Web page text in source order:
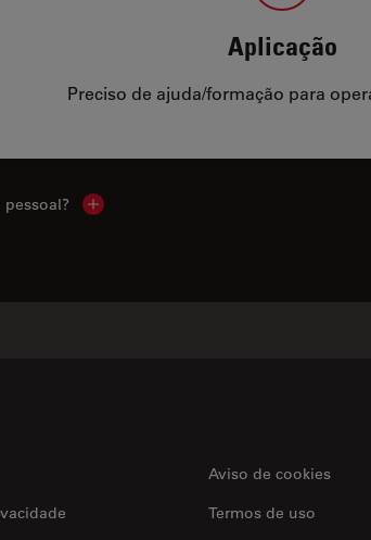
Aplicação
Preciso de ajuda/formação para
Show local contacts
Aviso de cookies
Termos de uso